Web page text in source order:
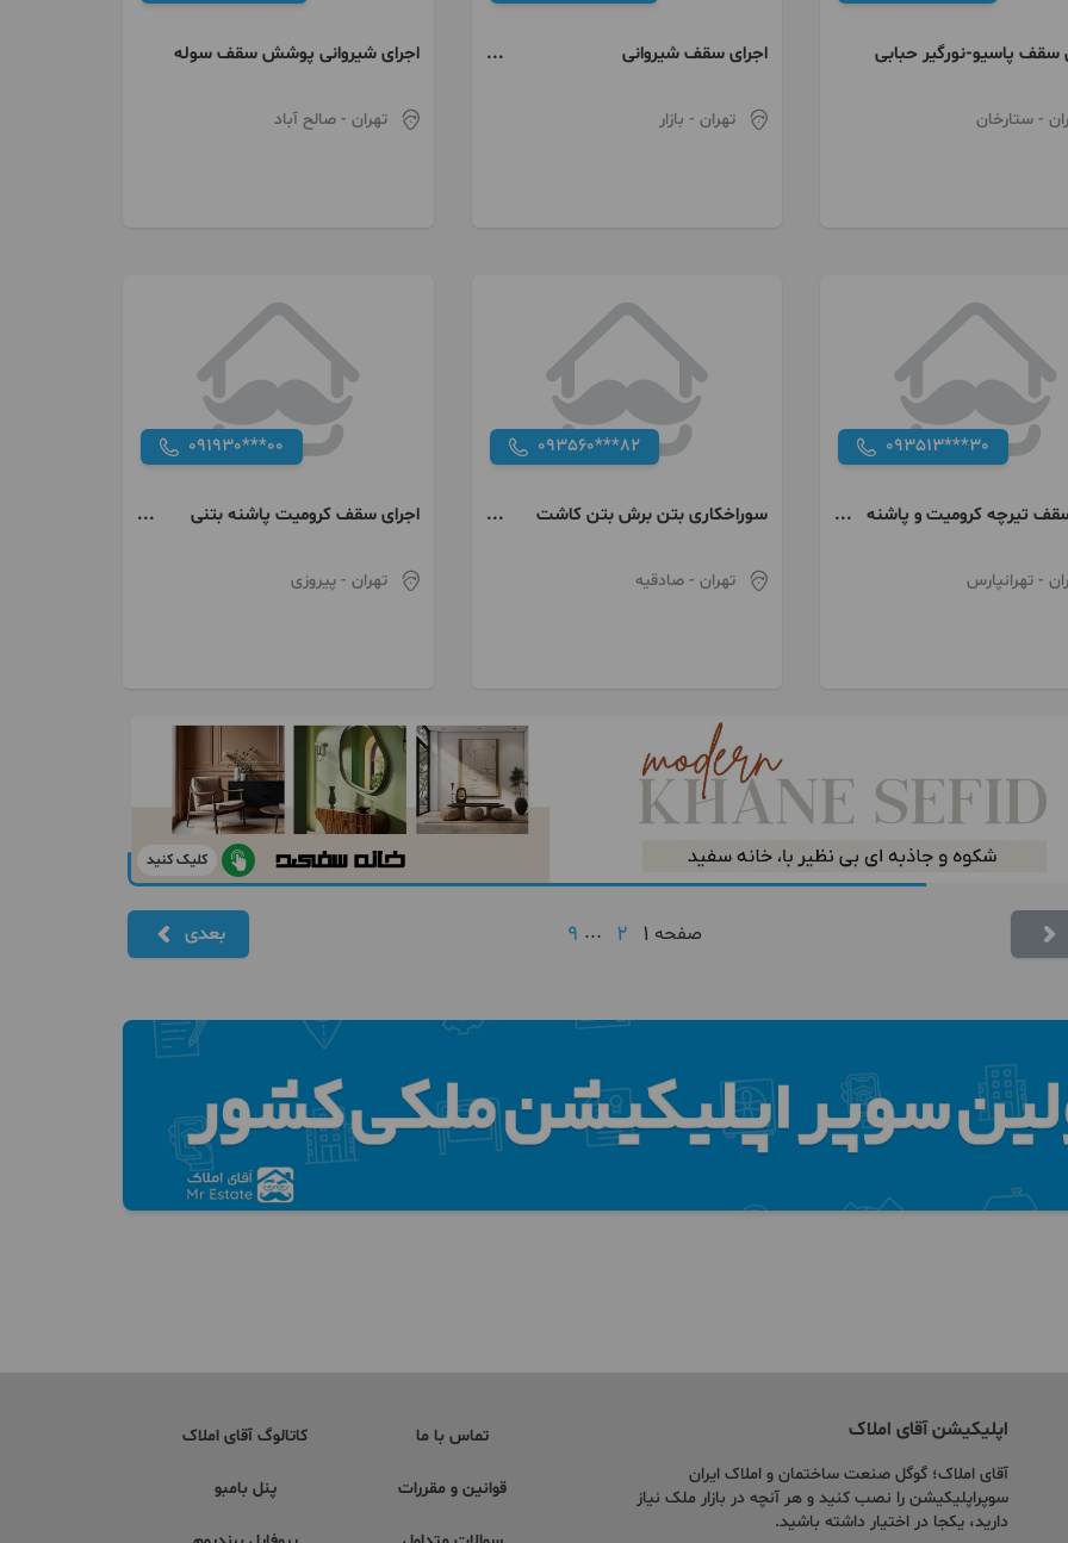
پاسیو-نورگیر حبابی
- ستارخان
اجرای سقف شیروانی
تهران- بازار
اجرای شیروانی پوشش سقف سوله
تهران - صالح آباد
093513***30
تیرچه کرومیت و پاشنه
- تهرانپارس
093560***82
سوراخکاری بتن برش بتن کاشت
تهران- صادقیه
091930***00
اجرای سقف کرومیت پاشنه بتنی
تهران - پیروزی
کلیک کنید
صفحه 1
2
...
9 بعدی
اپلیکیشن آقای املاک
آقای املاک؛ گوگل صنعت ساختمان و املاک ایران
سوپراپلیکیشن را نصب کنید و هر آنچه در بازار ملک نیاز
دارید، یکجا در اختیار داشته باشید.
تماس با ما
قوانین و مقررات
کاتالوگ آقای املاک
پنل بامبو